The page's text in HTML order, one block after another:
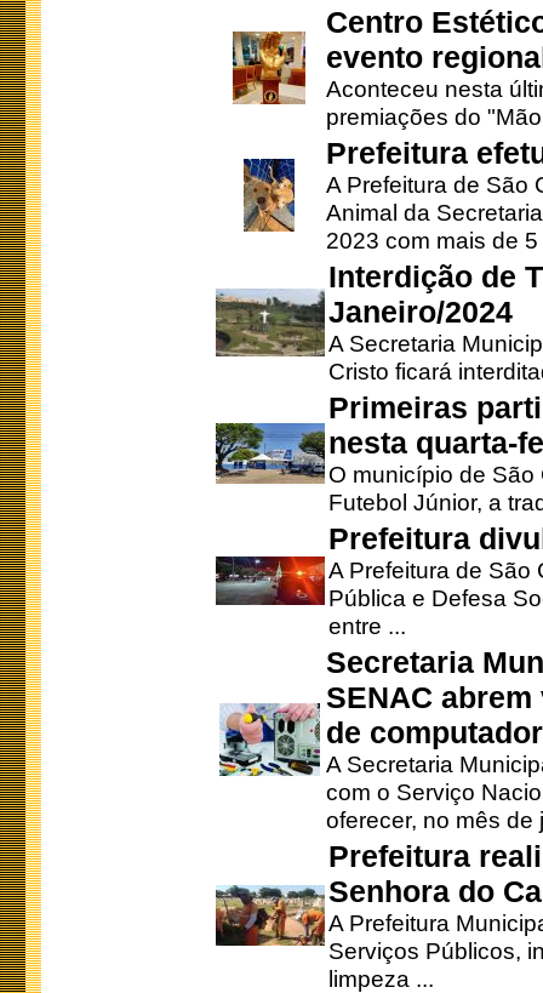
Centro
evento
Aconteceu nesta
premiações do
Prefeitura
A Prefeitura de São
Animal da
2023 com mais de 5
Interdição de
Janeiro/2024
A Secretaria
Cristo ficará
Primeiras
nesta quarta-
O município de
Futebol Júnior, a
Prefeitura
A Prefeitura de São
Pública e Defesa
entre ...
Secretaria
SENAC
de
A Secretaria
com o Serviço
oferecer, no mês de
Prefeitura
Senhora do
A Prefeitura
Serviços Públicos,
limpeza ...